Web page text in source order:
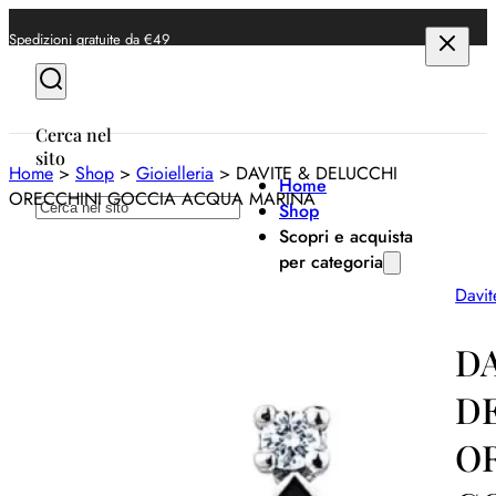
Spedizioni gratuite da €49
Cerca nel
sito
Cerca
Home
Shop
Scopri e acquista
per categoria
Orecchini
Orologi
Home> Shop > Gioielleria > DAVITE & DELUCCHI
ORECCHINI GOCCIA ACQUA MARINA